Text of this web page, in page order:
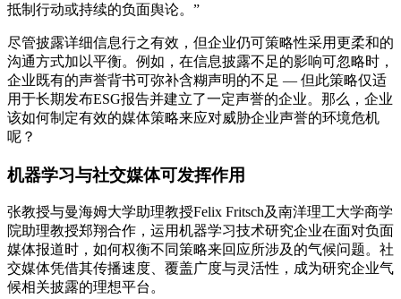
抵制行动或持续的负面舆论。”
尽管披露详细信息行之有效，但企业仍可策略性采用更柔和的
沟通方式加以平衡。例如，在信息披露不足的影响可忽略时，
企业既有的声誉背书可弥补含糊声明的不足 — 但此策略仅适
用于长期发布ESG报告并建立了一定声誉的企业。那么，企业
该如何制定有效的媒体策略来应对威胁企业声誉的环境危机
呢？
机器学习与社交媒体可发挥作用
张教授与曼海姆大学助理教授Felix Fritsch及南洋理工大学商学
院助理教授郑翔合作，运用机器学习技术研究企业在面对负面
媒体报道时，如何权衡不同策略来回应所涉及的气候问题。社
交媒体凭借其传播速度、覆盖广度与灵活性，成为研究企业气
候相关披露的理想平台。